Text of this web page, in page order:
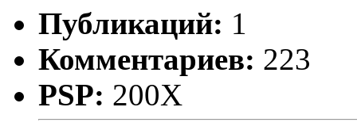
Публикаций: 1
Комментариев: 223
PSP: 200X